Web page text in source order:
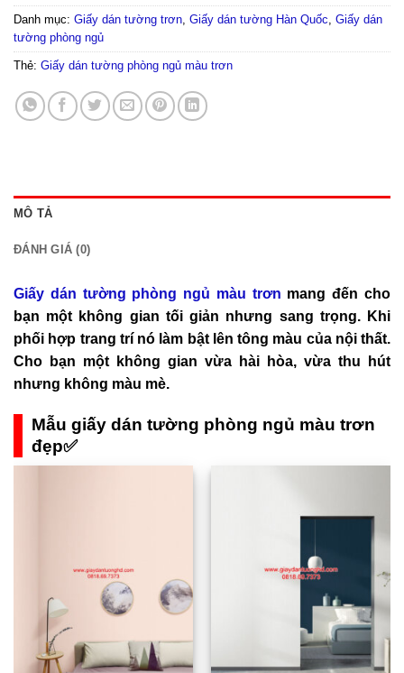
Danh mục: Giấy dán tường trơn Giấy dán tường Hàn Quốc Giấy dán
tường phòng ngủ
Thẻ: Giấy dán tường phòng ngủ màu trơn
MÔ TẢ
ĐÁNH GIÁ (0)
Giấy dán tường phòng ngủ màu trơn mang đến cho
bạn một không gian tối giản nhưng sang trọng. Khi
phối hợp trang trí nó làm bật lên tông màu của nội thất.
Cho bạn một không gian vừa hài hòa, vừa thu hút
nhưng không màu mè.
Mẫu giấy dán tường phòng ngủ màu trơn
đẹp✅